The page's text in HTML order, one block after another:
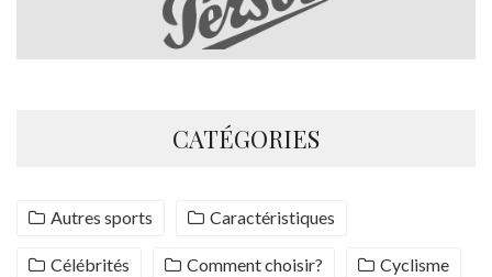
CATÉGORIES
Autres sports Caractéristiques
Célébrités Comment choisir? Cyclisme